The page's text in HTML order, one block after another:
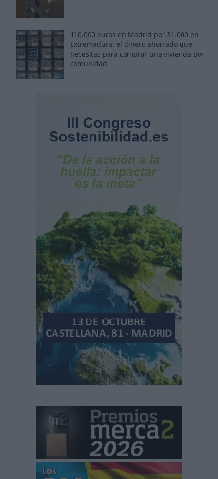
110.000 euros en Madrid por 31.000 en
Extremadura: el dinero ahorrado que
necesitas para comprar una vivienda por
comunidad